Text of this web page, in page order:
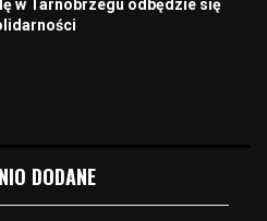
w Tarnobrzegu odbędzie się
DODANE